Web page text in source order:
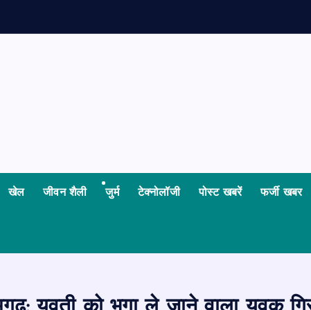
खेल जीवन शैली जुर्म टेक्नोलॉजी पोस्ट खबरें फर्जी खबर